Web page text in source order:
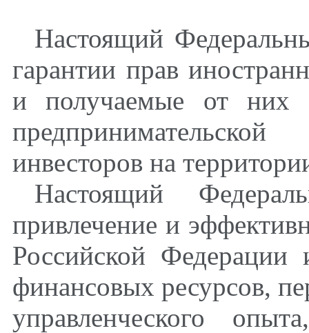
Настоящий
гарантии прав
и получаемые от них
инвесторов на
Настоящий
привлечение и
Российской Федерации
финансовых ресурсов,
управленческого